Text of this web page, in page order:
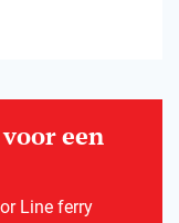
een
Line ferry